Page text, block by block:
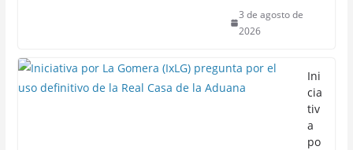
3 de agosto de
2026
Ini
cia
tiv
a
po